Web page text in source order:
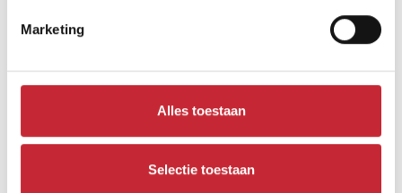
Marketing
Alles toestaan
Selectie toestaan